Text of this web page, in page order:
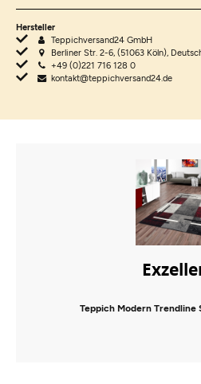
Hersteller
Teppichversand24 GmbH
Berliner Str. 2-6, (51063 Köln),
+49 (0)221 716 128 0
kontakt@teppichversand24.de
Teppich Modern Trendline